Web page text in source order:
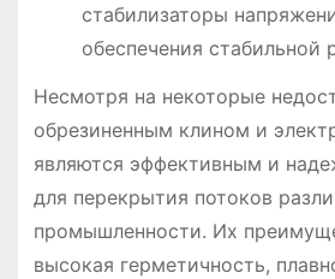
стабилизаторы
обеспечения стабильной
Несмотря на некоторые
обрезиненным клином и
являются эффективным и
для перекрытия потоков
промышленности. Их
высокая герметичность,